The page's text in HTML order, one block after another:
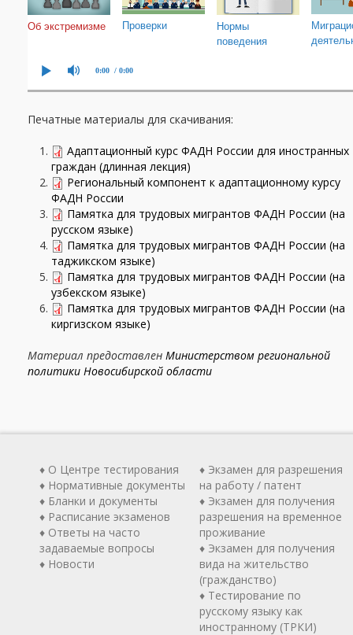
Печатные материалы для скачивания:
Адаптационный курс ФАДН России для иностранных
граждан (длинная лекция)
Региональный компонент к адаптационному курсу
ФАДН России
Памятка для трудовых мигрантов ФАДН России (на
русском языке)
Памятка для трудовых мигрантов ФАДН России (на
таджикском языке)
Памятка для трудовых мигрантов ФАДН России (на
узбекском языке)
Памятка для трудовых мигрантов ФАДН России (на
киргизском языке)
Материал предоставлен Министерством региональной
политики Новосибирской области
♦ О Центре тестирования
♦ Нормативные документы
♦ Бланки и документы
♦ Расписание экзаменов
♦ Ответы на часто
задаваемые вопросы
♦ Новости
♦ Экзамен для разрешения
на работу / патент
♦ Экзамен для получения
разрешения на временное
проживание
♦ Экзамен для получения
вида на жительство
(гражданство)
♦ Тестирование по
русскому языку как
иностранному (ТРКИ)